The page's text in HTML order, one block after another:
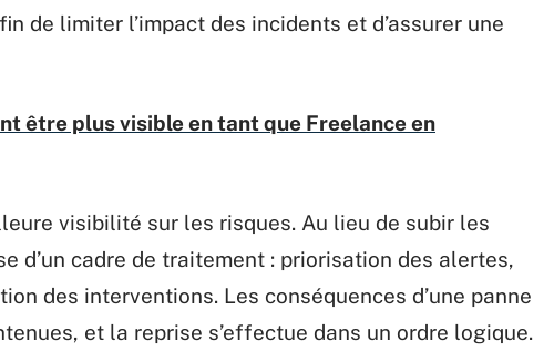
de limiter l’impact des incidents et d’assurer une
être plus visible en tant que Freelance en
visibilité sur les risques. Au lieu de subir les
d’un cadre de traitement : priorisation des alertes,
des interventions. Les conséquences d’une panne
et la reprise s’effectue dans un ordre logique.